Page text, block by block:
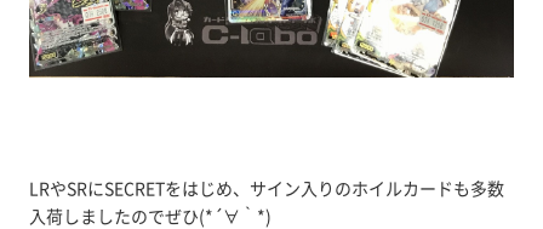
LRやSRにSECRETをはじめ、サイン入りのホイルカードも多数
入荷しましたのでぜひ(*´∀｀*)